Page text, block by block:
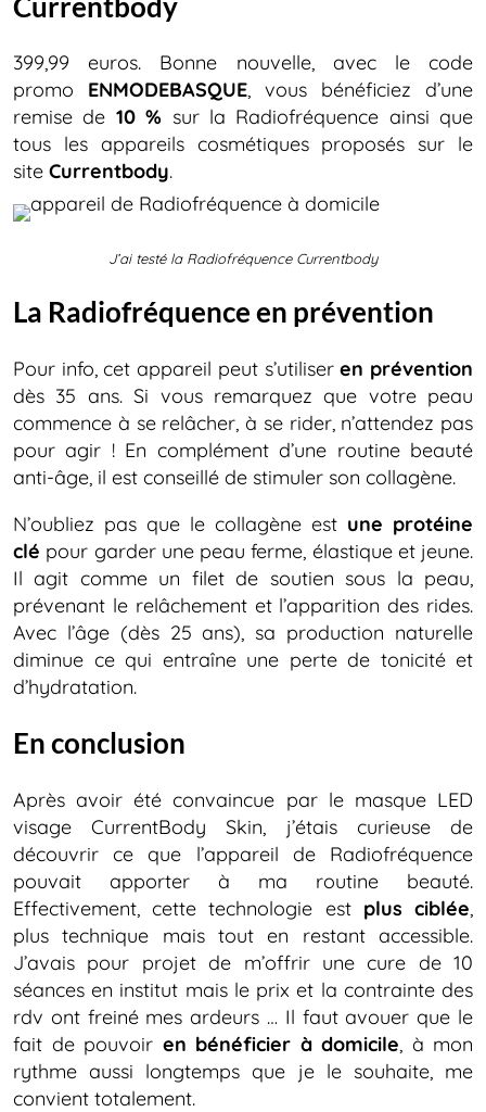
399,99 euros. Bonne nouvelle, avec le code
promo ENMODEBASQUE, vous bénéficiez d’une
remise de 10 % sur la Radiofréquence ainsi que
tous les appareils cosmétiques proposés sur le
site Currentbody.
J’ai testé la Radiofréquence Currentbody
La Radiofréquence en prévention
Pour info, cet appareil peut s’utiliseren prévention
dès 35 ans. Si vous remarquez que votre peau
commence à se relâcher, à se rider, n’attendez pas
pour agir ! En complément d’une routine beauté
anti-âge, il est conseillé de stimuler son collagène.
N’oubliez pas que le collagène est une protéine
clé pour garder une peau ferme, élastique et jeune.
Il agit comme un filet de soutien sous la peau,
prévenant le relâchement et l’apparition des rides.
Avec l’âge (dès 25 ans), sa production naturelle
diminue ce qui entraîne une perte de tonicité et
d’hydratation.
En conclusion
Après avoir été convaincue par le masque LED
visage CurrentBody Skin, j’étais curieuse de
découvrir ce que l’appareil de Radiofréquence
pouvait apporter à ma routine beauté.
Effectivement, cette technologie est plus ciblée,
plus technique mais tout en restant accessible.
J’avais pour projet de m’offrir une cure de 10
séances en institut mais le prix et la contrainte des
rdv ont freiné mes ardeurs … Il faut avouer que le
fait de pouvoir en bénéficier à domicile, à mon
rythme aussi longtemps que je le souhaite, me
convient totalement.